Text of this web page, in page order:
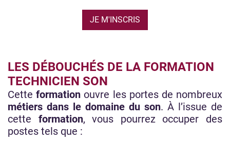
JE M'INSCRIS
LES DÉBOUCHÉS DE LA FORMATION
TECHNICIEN SON
Cetteformation ouvre les portes de nombreux
métiers dans le domaine du son. À l’issue de
cette formation, vous pourrez occuper des
postes tels que :